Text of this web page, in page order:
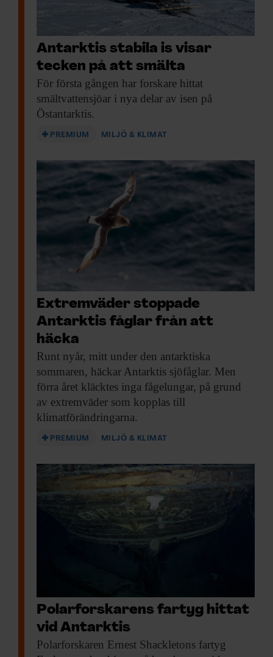
Antarktis stabila is visar
tecken på att smälta
För första gången har forskare hittat
smältvattensjöar i nya delar av isen på
Östantarktis.
PREMIUM MILJÖ & KLIMAT
Extremväder stoppade
Antarktis fåglar från att
häcka
Runt nyår, mitt under den antarktiska
sommaren, häckar Antarktis sjöfåglar. Men
förra året kläcktes inga fågelungar, på grund
av extremväder som kopplas till
klimatförändringarna.
PREMIUM MILJÖ & KLIMAT
Polarforskarens fartyg hittat
vid Antarktis
Polarforskaren Ernest Shackletons fartyg